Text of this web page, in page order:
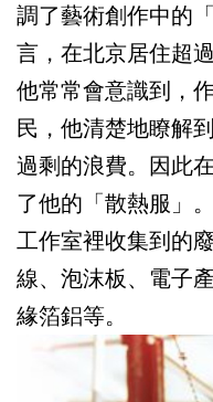
調了藝術創作中的
言，在北京居住超
他常常會意識到，
民，他清楚地瞭解
過剩的浪費。因此
了他的「散熱服」
工作室裡收集到的
線、泡沫板、電子
緣箔鋁等。